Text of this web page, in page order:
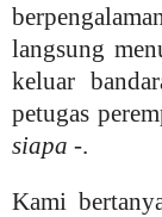
langsung
keluar
petugas
siapa -.
Kami